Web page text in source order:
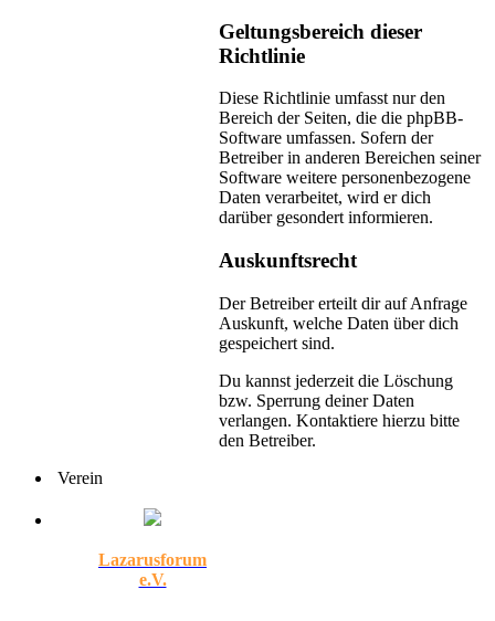
Geltungsbereich dieser
Richtlinie
Diese Richtlinie umfasst nur den
Bereich der Seiten, die die phpBB-
Software umfassen. Sofern der
Betreiber in anderen Bereichen seiner
Software weitere personenbezogene
Daten verarbeitet, wird er dich
darüber gesondert informieren.
Auskunftsrecht
Der Betreiber erteilt dir auf Anfrage
Auskunft, welche Daten über dich
gespeichert sind.
Du kannst jederzeit die Löschung
bzw. Sperrung deiner Daten
verlangen. Kontaktiere hierzu bitte
den Betreiber.
Verein
Lazarusforum
e.V.